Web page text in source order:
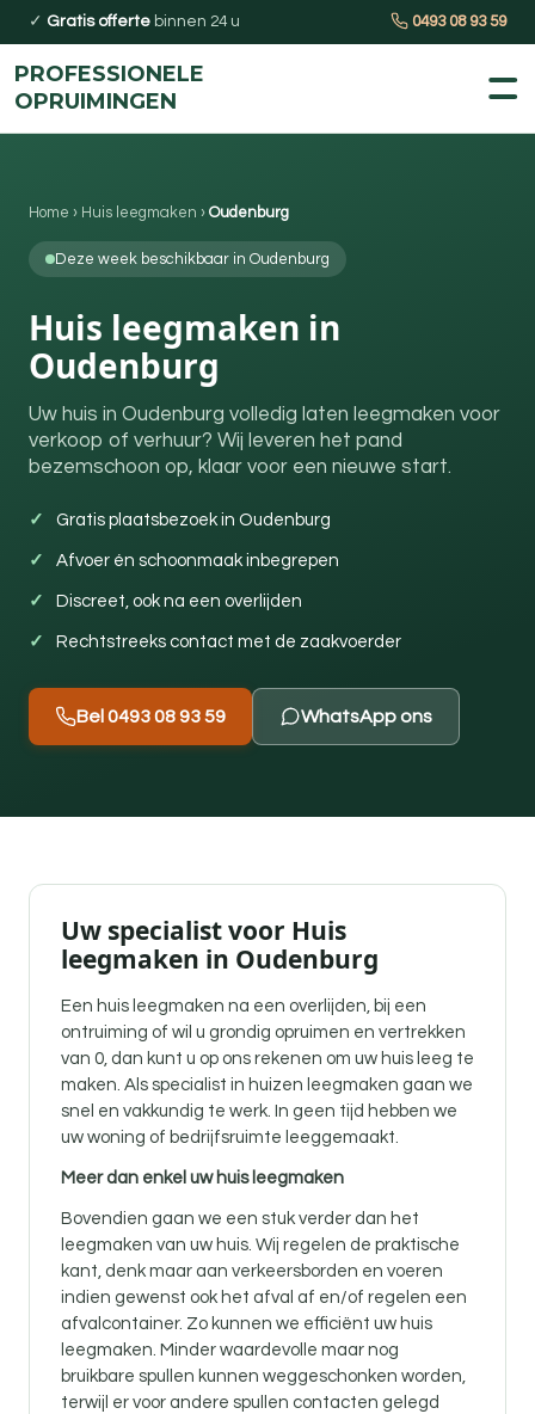
✓ Gratis offerte binnen 24 u 0493 08 93 59
PROFESSIONELE
OPRUIMINGEN
Home › Huis leegmaken › Oudenburg
Deze week beschikbaar in Oudenburg
Huis leegmaken in
Oudenburg
Uw huis in Oudenburg volledig laten leegmaken voor
verkoop of verhuur? Wij leveren het pand
bezemschoon op, klaar voor een nieuwe start.
Gratis plaatsbezoek in Oudenburg
Afvoer én schoonmaak inbegrepen
Discreet, ook na een overlijden
Rechtstreeks contact met de zaakvoerder
Bel 0493 08 93 59 WhatsApp ons
Uw specialist voor Huis
leegmaken in Oudenburg
Een huis leegmaken na een overlijden, bij een
ontruiming of wil u grondig opruimen en vertrekken
van 0, dan kunt u op ons rekenen om uw huis leeg te
maken. Als specialist in huizen leegmaken gaan we
snel en vakkundig te werk. In geen tijd hebben we
uw woning of bedrijfsruimte leeggemaakt.
Meer dan enkel uw huis leegmaken
Bovendien gaan we een stuk verder dan het
leegmaken van uw huis. Wij regelen de praktische
kant, denk maar aan verkeersborden en voeren
indien gewenst ook het afval af en/of regelen een
afvalcontainer. Zo kunnen we efficiënt uw huis
leegmaken. Minder waardevolle maar nog
bruikbare spullen kunnen weggeschonken worden,
terwijl er voor andere spullen contacten gelegd